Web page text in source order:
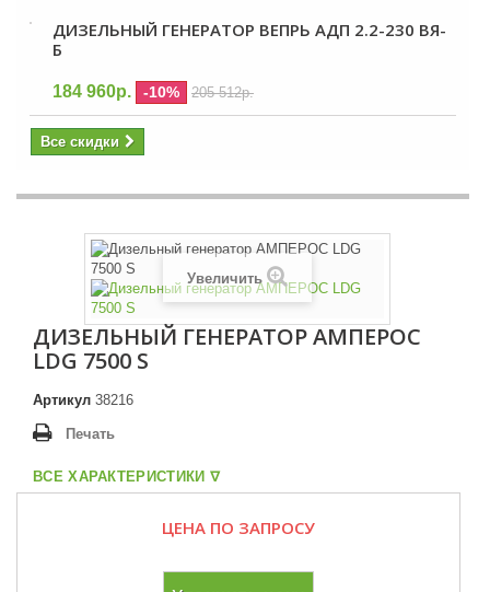
ДИЗЕЛЬНЫЙ ГЕНЕРАТОР ВЕПРЬ АДП 2.2-230 ВЯ-
Б
184 960р. -10% 205 512р.
Все скидки
Увеличить
ДИЗЕЛЬНЫЙ ГЕНЕРАТОР АМПЕРОС
LDG 7500 S
Артикул 38216
Печать
ВСЕ ХАРАКТЕРИСТИКИ ᐁ
ЦЕНА ПО ЗАПРОСУ